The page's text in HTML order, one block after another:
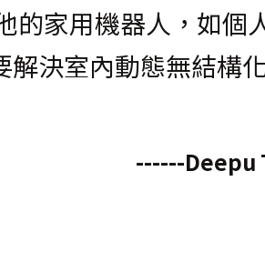
的家用機器人，如個
決室內動態無結構
------Deepu